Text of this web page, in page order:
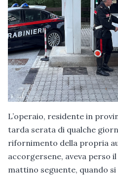
L’operaio, residente in
tarda serata di qualche
rifornimento della propria
accorgersene, aveva perso
mattino seguente, quando